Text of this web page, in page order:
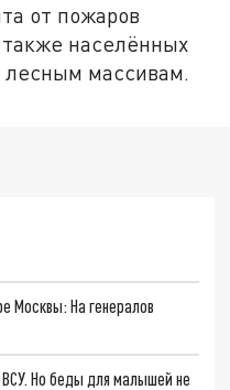
от пожаров
населённых
массивам.
Москвы: На генералов
Но беды для малышей не